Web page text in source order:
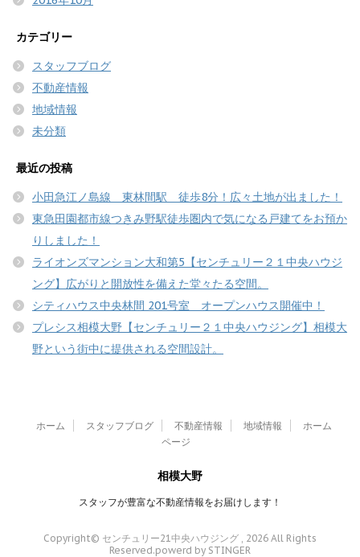
カテゴリー
スタッフブログ
不動産情報
地域情報
未分類
最近の投稿
小田急江ノ島線 東林間駅 徒歩8分！広々土地が出ました！
東急田園都市線つきみ野駅徒歩圏内で気になる戸建てをお預か
りしました！
ライオンズマンション大和第5【センチュリー２１中央ハウジ
ング】広がりと開放性を備えた堂々たる空間。
シティハウス中央林間 201号室 オープンハウス開催中！
プレシス相模大野【センチュリー２１中央ハウジング】相模大
野という街中に提供される空間設計。
ホーム スタッフブログ 不動産情報 地域情報
ホーム
ページ
相模大野
スタッフが豊富な不動産情報をお届けします！
Copyright© センチュリー21中央ハウジング , 2026 All Rights
Reserved.powerd by STINGER